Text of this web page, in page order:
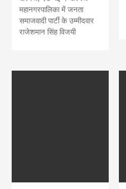
महानगरपालिका में जनता
समाजवादी पार्टी के उम्मीदवार
राजेशमान सिंह विजयी